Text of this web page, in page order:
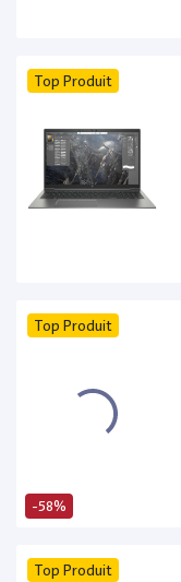
Top Produit
-58%
Top Produit
Top Produit